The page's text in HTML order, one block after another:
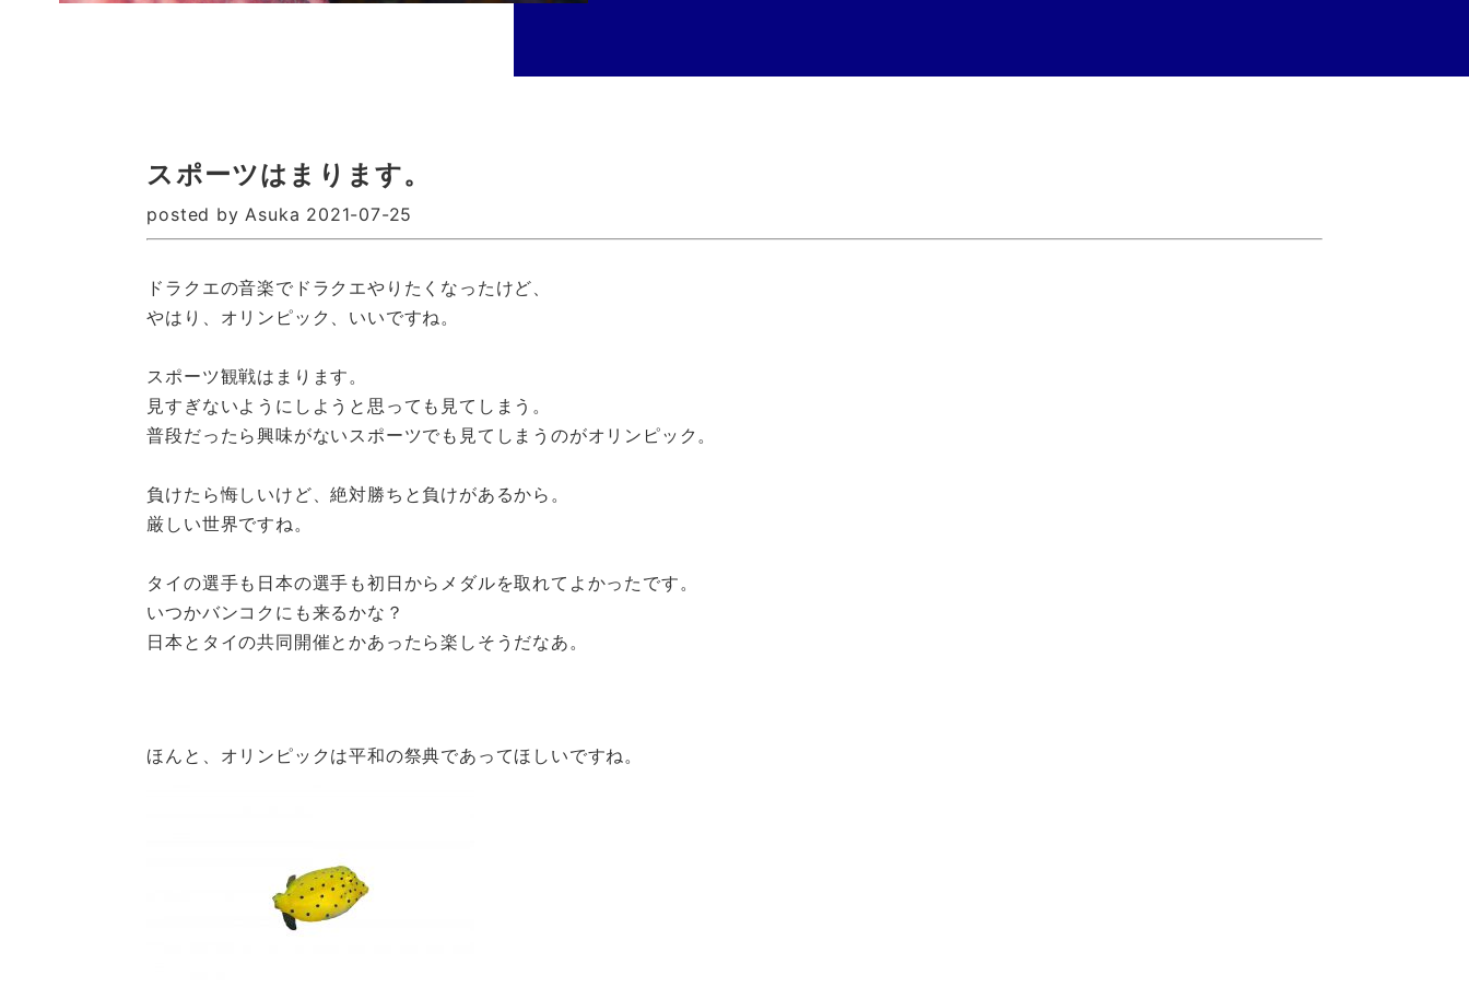
スポーツはまります。
posted by Asuka 2021-07-25
ドラクエの音楽でドラクエやりたくなったけど、
やはり、オリンピック、いいですね。
スポーツ観戦はまります。
見すぎないようにしようと思っても見てしまう。
普段だったら興味がないスポーツでも見てしまうのがオリンピック。
負けたら悔しいけど、絶対勝ちと負けがあるから。
厳しい世界ですね。
タイの選手も日本の選手も初日からメダルを取れてよかったです。
いつかバンコクにも来るかな？
日本とタイの共同開催とかあったら楽しそうだなあ。
ほんと、オリンピックは平和の祭典であってほしいですね。